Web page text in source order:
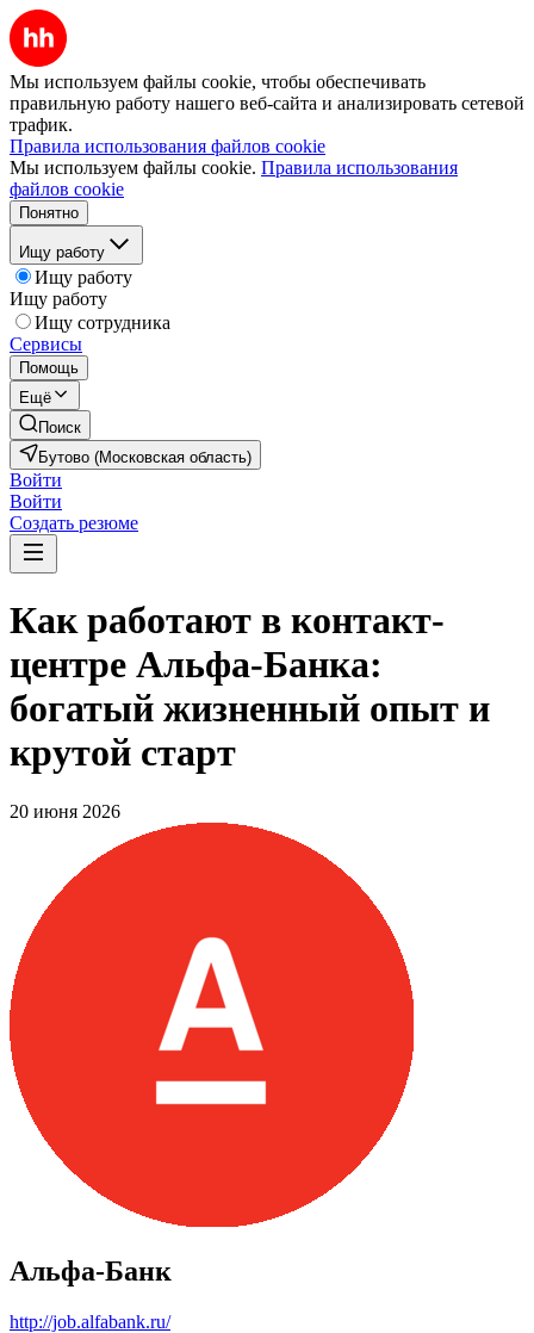
Мы используем файлы cookie, чтобы обеспечивать
правильную работу нашего веб-сайта и анализировать сетевой
трафик.
Правила использования файлов cookie
Мы используем файлы cookie. Правила использования
файлов cookie
Понятно
Ищу работу
Ищу работу
Ищу работу
Ищу сотрудника
Сервисы
Помощь
Ещё
Поиск
Бутово (Московская область)
Войти
Войти
Создать резюме
Как работают в контакт-
центре Альфа-Банка:
богатый жизненный опыт и
крутой старт
20 июня 2026
Альфа-Банк
http://job.alfabank.ru/